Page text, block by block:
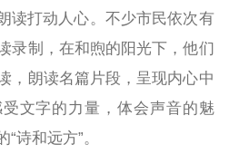
读打动人心。不少市民依次有
录制，在和煦的阳光下，他们
，朗读名篇片段，呈现内心中
文字的力量，体会声音的魅
诗和远方”。